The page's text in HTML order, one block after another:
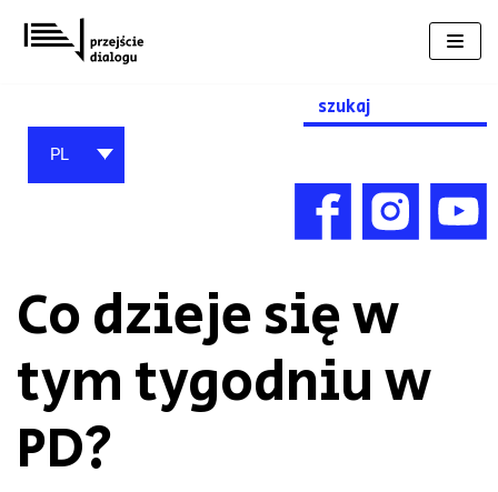
Przejdź
do
Search
for:
PL
Co dzieje się w
tym tygodniu w
PD?